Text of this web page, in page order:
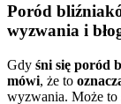
Poród
wyzwania i
Gdy śni się poród
mówi, że to
wyzwania. Może to